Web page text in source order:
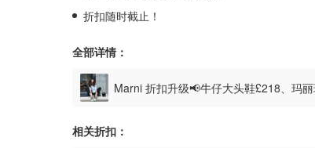
折扣随时截止！
全部详情：
Marni 折扣升级📢牛仔大头鞋£218、玛
相关折扣：